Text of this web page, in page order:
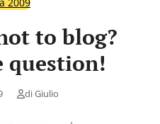
to blog?
question!
diGiulio